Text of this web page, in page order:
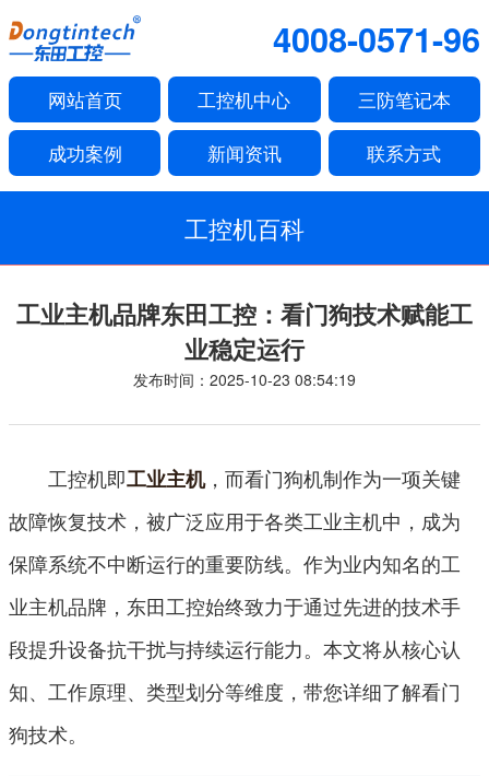
4008-0571-96
网站首页 工控机中心 三防笔记本
成功案例 新闻资讯 联系方式
工控机百科
工业主机品牌东田工控：看门狗技术赋能工
业稳定运行
发布时间：2025-10-23 08:54:19
工控机即工业主机，而看门狗机制作为一项关键
故障恢复技术，被广泛应用于各类工业主机中，成为
保障系统不中断运行的重要防线。作为业内知名的工
业主机品牌，东田工控始终致力于通过先进的技术手
段提升设备抗干扰与持续运行能力。本文将从核心认
知、工作原理、类型划分等维度，带您详细了解看门
狗技术。